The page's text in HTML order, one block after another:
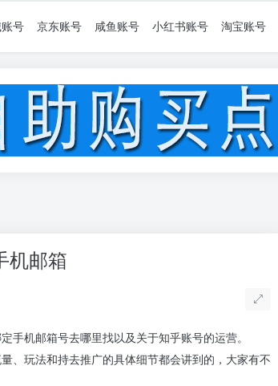
号 京东账号 咸鱼账号 小红书账号 淘宝账号
机邮箱
手机邮箱号去哪里找以及关于知乎账号的运营。
、玩法和持去推广的具体细节都会讲到的，大家有不